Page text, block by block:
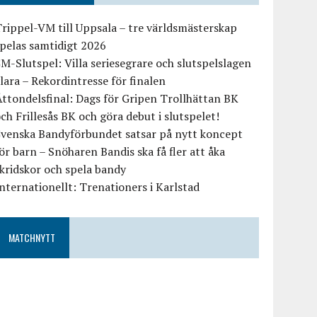
VM till Uppsala – tre världsmästerskap
samtidigt 2026
Slutspel: Villa seriesegrare och slutspelslagen
– Rekordintresse för finalen
Dags för Gripen Trollhättan BK
Frillesås BK och göra debut i slutspelet!
Bandyförbundet satsar på nytt koncept
barn – Snöharen Bandis ska få fler att åka
och spela bandy
Trenationers i Karlstad
MATCHNYTT